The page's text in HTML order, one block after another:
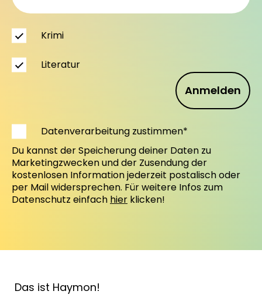
Anmelden
Krimi
Literatur
Datenverarbeitung zustimmen*
Du kannst der Speicherung deiner Daten zu
Marketingzwecken und der Zusendung der
kostenlosen Information jederzeit postalisch oder
per Mail widersprechen. Für weitere Infos zum
Datenschutz einfach hier klicken!
Das ist Haymon!